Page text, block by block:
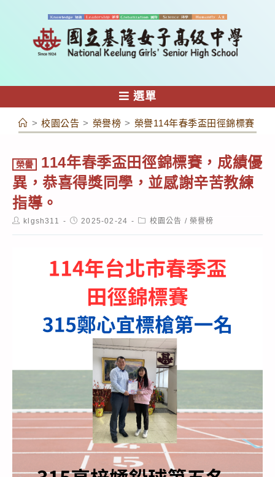
容
選單
> 校園公告 > 榮譽榜 > 榮譽114年春季盃田徑錦標賽，
榮譽
114年春季盃田徑錦標賽，成績優
異，恭喜得獎同學，並感謝辛苦教練
指導。
Postklgsh311
Post2025-02-24
Post校園公告 / 榮譽榜